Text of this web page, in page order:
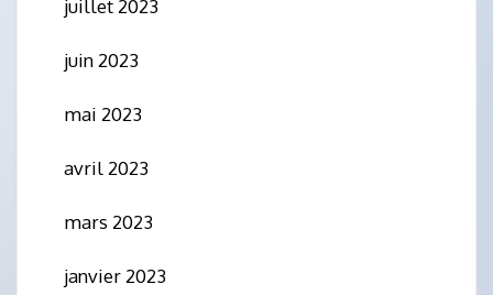
juillet 2023
juin 2023
mai 2023
avril 2023
mars 2023
janvier 2023